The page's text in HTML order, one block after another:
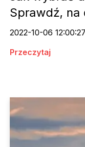
Sprawdź, na
2022-10-06 12:00:27
Przeczytaj